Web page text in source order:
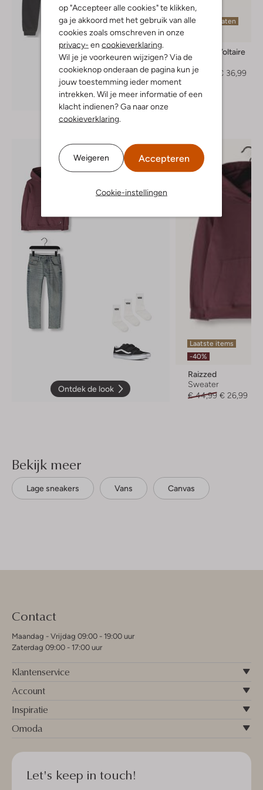
op "Accepteer alle cookies" te klikken,
ga je akkoord met het gebruik van alle
cookies zoals omschreven in onze
privacy- en cookieverklaring
Wil je je voorkeuren wijzigen? Via de
cookieknop onderaan de pagina kun je
jouw toestemming ieder moment
intrekken. Wil je meer informatie of een
klacht indienen? Ga naar onze
cookieverklaring
Weigeren Accepteren
Cookie-instellingen
Ontdek de look
Laatste maten
Zadig & Voltaire
Sweater
€ 74,99
€ 36,99
Ontdek de look
Laatste items
-40%
Raizzed
Sweater
€ 44,99 € 26,99
Bekijk meer
Lage sneakers Vans Canvas
Contact
Maandag - Vrijdag 09:00 - 19:00 uur
Zaterdag 09:00 - 17:00 uur
Klantenservice
Account
Inspiratie
Omoda
Let's keep in touch!